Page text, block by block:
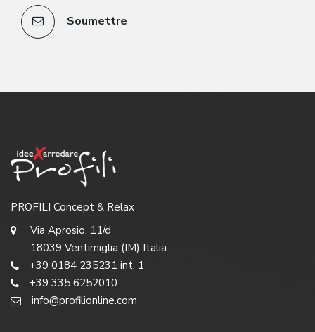
Soumettre
PROFILI Concept & Relax
Via Aprosio, 11/d
18039 Ventimiglia (IM) Italia
+39 0184 235231 int. 1
+39 335 6252010
info@profilionline.com